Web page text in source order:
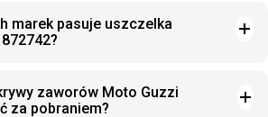
marek pasuje uszczelka
zaworów Moto Guzzi
za pobraniem?